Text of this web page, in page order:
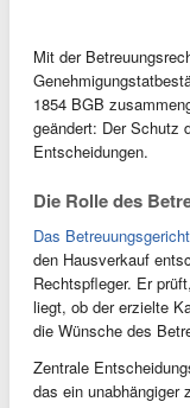
Mit der
1854 BGB
geändert: Der Schutz
Entscheidungen.
Die Rolle des
Das Betreuungsgericht
den Hausverkauf
Rechtspfleger. Er
liegt, ob der erzielte
die Wünsche des
Zentrale
das ein unabhängiger